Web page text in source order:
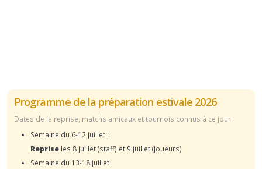
Programme de la préparation estivale 2026
Dates de la reprise, matchs amicaux et tournois connus à ce jour.
Semaine du 6-12 juillet :
Reprise les 8 juillet (staff) et 9 juillet (joueurs)
Semaine du 13-18 juillet :